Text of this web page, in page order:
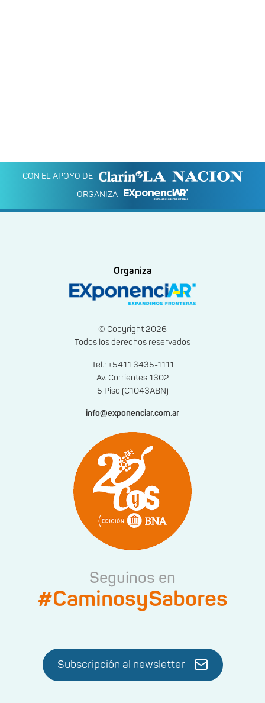
CON EL APOYO DE
ORGANIZA
Organiza
© Copyright 2026
Todos los derechos reservados
Tel.: +5411 3435-1111
Av. Corrientes 1302
5 Piso (C1043ABN)
info@exponenciar.com.ar
Seguinos en
#CaminosySabores
Subscripción al newsletter